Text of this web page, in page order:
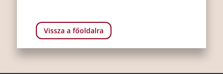
Vissza a főoldalra